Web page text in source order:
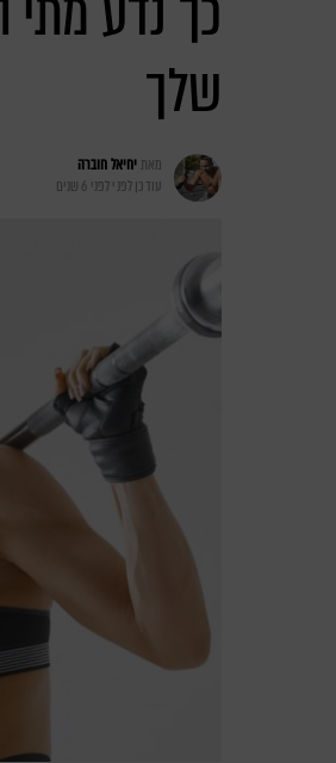
שלך
מאתיחיאל חוברה
עודכן לפנילפני 6 שנים